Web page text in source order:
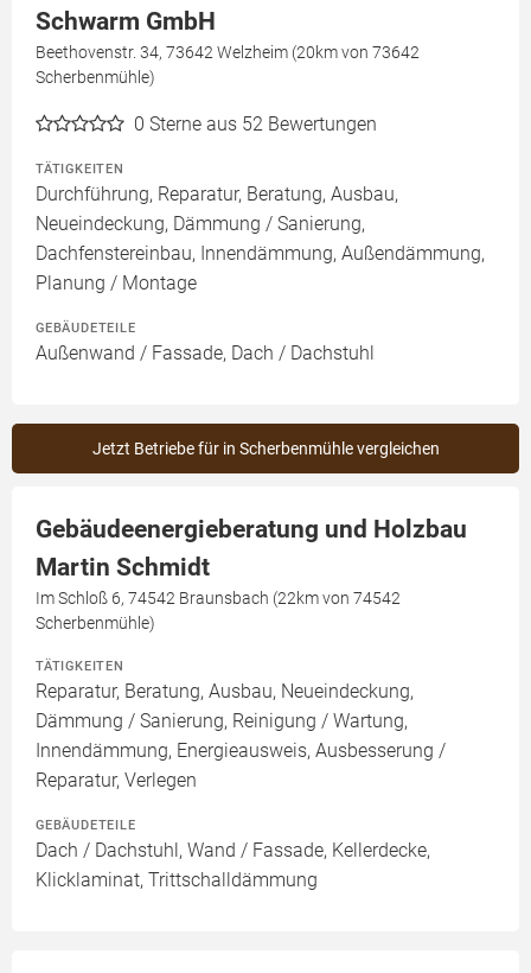
Schwarm GmbH
Beethovenstr. 34, 73642 Welzheim (20km von 73642
Scherbenmühle)
0 Sterne aus 52 Bewertungen
TÄTIGKEITEN
Durchführung, Reparatur, Beratung, Ausbau,
Neueindeckung, Dämmung / Sanierung,
Dachfenstereinbau, Innendämmung, Außendämmung,
Planung / Montage
GEBÄUDETEILE
Außenwand / Fassade, Dach / Dachstuhl
Jetzt Betriebe für in Scherbenmühle vergleichen
Gebäudeenergieberatung und Holzbau
Martin Schmidt
Im Schloß 6, 74542 Braunsbach (22km von 74542
Scherbenmühle)
TÄTIGKEITEN
Reparatur, Beratung, Ausbau, Neueindeckung,
Dämmung / Sanierung, Reinigung / Wartung,
Innendämmung, Energieausweis, Ausbesserung /
Reparatur, Verlegen
GEBÄUDETEILE
Dach / Dachstuhl, Wand / Fassade, Kellerdecke,
Klicklaminat, Trittschalldämmung